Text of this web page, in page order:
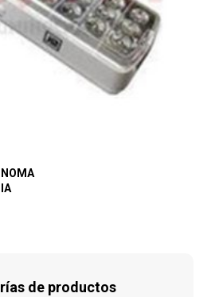
de productos